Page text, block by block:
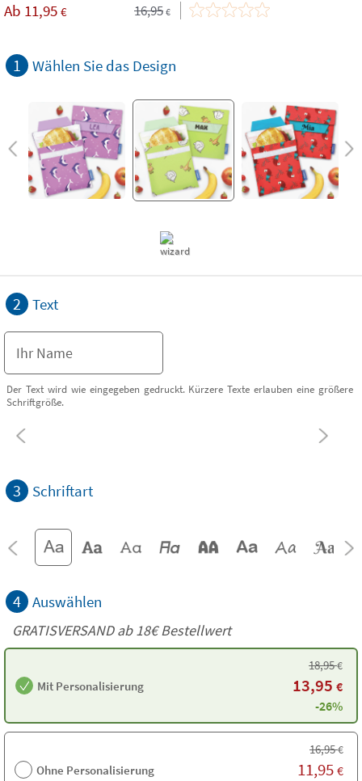
Ab 11,95 € 16,95 €
1 Wählen Sie das Design
2 Text
Der Text wird wie eingegeben gedruckt. Kürzere Texte erlauben eine größere
Schriftgröße.
3 Schriftart
4 Auswählen
GRATISVERSAND ab18€Bestellwert
Mit Personalisierung
18,95€
13,95 €
-26%
Ohne Personalisierung
16,95€
11,95 €